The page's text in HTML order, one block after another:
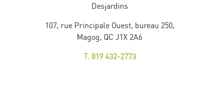
Desjardins
107, rue Principale Ouest, bureau 250,
Magog, QC J1X 2A6
T. 819 432-2773